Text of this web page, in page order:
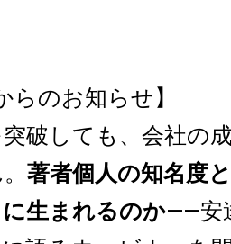
らのお知らせ】
破しても、会社の
著者個人の知名度
生まれるのか——安